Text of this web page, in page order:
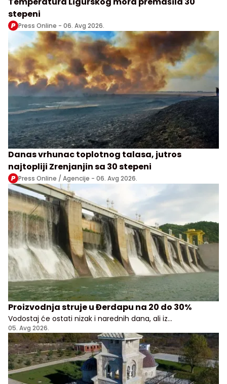
stepeni
Press Online - 06. Avg 2026.
Danas vrhunac toplotnog talasa, jutros
najtopliji Zrenjanjin sa 30 stepeni
Press Online / Agencije - 06. Avg 2026.
Proizvodnja struje u Đerdapu na 20 do 30%
Vodostaj će ostati nizak i narednih dana, ali iz
Elektroprivrede Srbije uveravaju da građani i privreda
nemaju razloga za brigu
05. Avg 2026.